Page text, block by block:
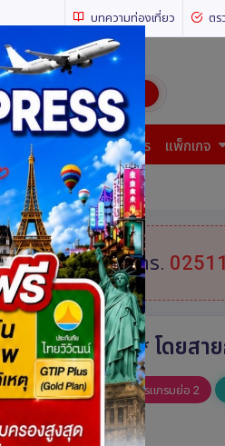
บทความท่องเที่ยว ตร
างประเทศ (เที่ยวทั่วโลก)
าญ บริการยื่นเอกสาร แพ็กเกจ
ล้ายกันได้ที่ โทร.
น *ไม่ลงร้าน* โดยสาย
โปรแกรมย่อ 1 โปรแกรมย่อ 2
ปรแกรมทัวร์